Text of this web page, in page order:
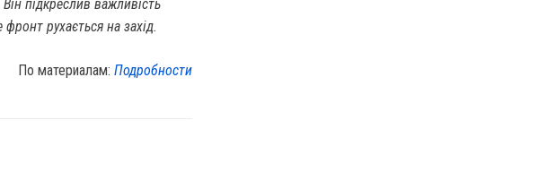
підкреслив важливість
фронт рухається на захід.
По материалам:Подробности